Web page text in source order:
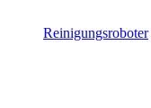
Reinigungsroboter